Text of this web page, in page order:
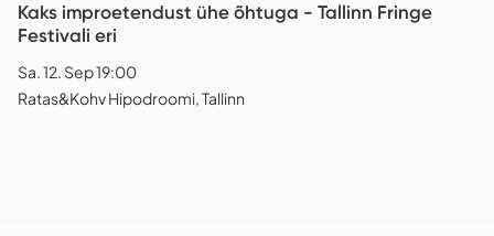
Kaks improetendust ühe õhtuga - Tallinn Fringe
Festivali eri
Sa. 12. Sep 19:00
Ratas&Kohv Hipodroomi, Tallinn